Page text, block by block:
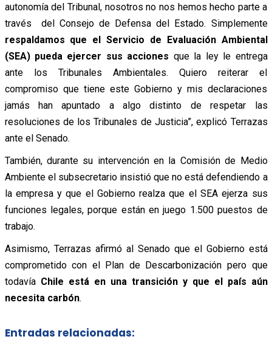
autonomía del Tribunal, nosotros no nos hemos hecho parte a
través del Consejo de Defensa del Estado. Simplemente
respaldamos que el Servicio de Evaluación Ambiental
(SEA) pueda ejercer sus acciones que la ley le entrega
ante los Tribunales Ambientales. Quiero reiterar el
compromiso que tiene este Gobierno y mis declaraciones
jamás han apuntado a algo distinto de respetar las
resoluciones de los Tribunales de Justicia”, explicó Terrazas
ante el Senado.
También, durante su intervención en la Comisión de Medio
Ambiente el subsecretario insistió que no está defendiendo a
la empresa y que el Gobierno realza que el SEA ejerza sus
funciones legales, porque están en juego 1.500 puestos de
trabajo.
Asimismo, Terrazas afirmó al Senado que el Gobierno está
comprometido con el Plan de Descarbonización pero que
todavía Chile está en una transición y que el país aún
necesita carbón.
Entradas relacionadas: